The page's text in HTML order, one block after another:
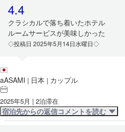
4.4
クラシカルで落ち着いたホテル
ルームサービスが美味しかった
◇投稿日 2025年5月14日水曜日◇
aASAMI | 日本 | カップル
2025年5月 | 2泊滞在
宿泊先からの返信コメントを読む